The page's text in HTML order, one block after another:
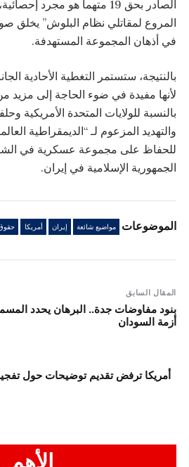
الصادر بحق 19 متهماً هو مجرد
المروع لمقاتلي نظام البلوش” يخلق
في أذهان المجموعة المستهدفة.
بالنتيجة، ستستمر التغطية الأحادية
لأنها مفيدة في ضوء الحاجة إلى مزيد
بالنسبة للولايات المتحدة الأمريكية
والتهديد المزعوم لـ “الديمقراطية
للحفاظ على مجموعة عسكرية في
الجمهورية الإسلامية في إيران.
الموضوعات مواضيع شائعة إيران أمريكا
المقال السابق
بنود مفاوضات جدة.. البرهان يحدد
أزمة السودان
أمريكا ترفض تقديم توضيحات حول